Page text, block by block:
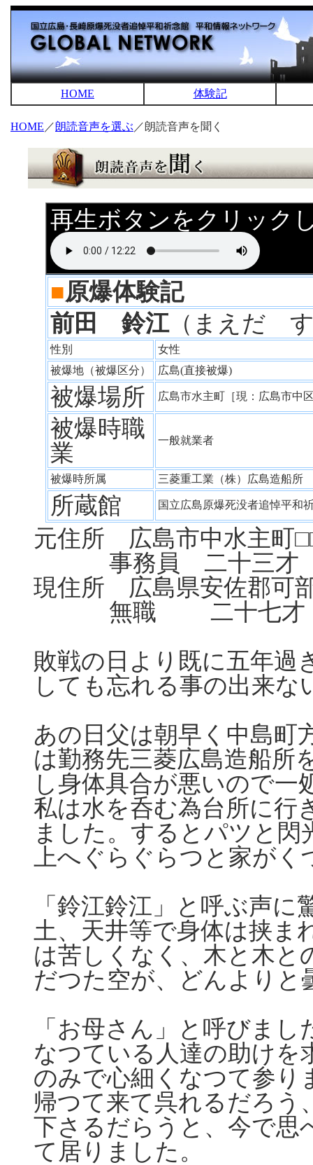
HOME 体験記
HOME ／朗読音声を選ぶ ／朗読音声を聞く
再生ボタンをクリック
■原爆体験記
前田 鈴江（まえだ
性別
女性
被爆地（被爆区分）
広島(直接被爆)
被爆場所 広島市水主町［現：広島市
被爆時職
業
一般就業者
被爆時所属 三菱重工業（株）広島造船
所蔵館 国立広島原爆死没者追悼平
元住所 広島市中水主町
事務員 二十三才
現住所 広島県安佐郡可
無職 二十七才
敗戦の日より既に五年過
しても忘れる事の出来
あの日父は朝早く中島町
は勤務先三菱広島造船所
し身体具合が悪いので一
私は水を呑む為台所に行
ました。するとパツと
上へぐらぐらつと家が
「鈴江鈴江」と呼ぶ声
土、天井等で身体は挟ま
は苦しくなく、木と木と
だつた空が、どんよりと
「お母さん」と呼びま
なつている人達の助けを
のみで心細くなつて参り
帰つて来て呉れるだろう
下さるだらうと、今で思
て居りました。